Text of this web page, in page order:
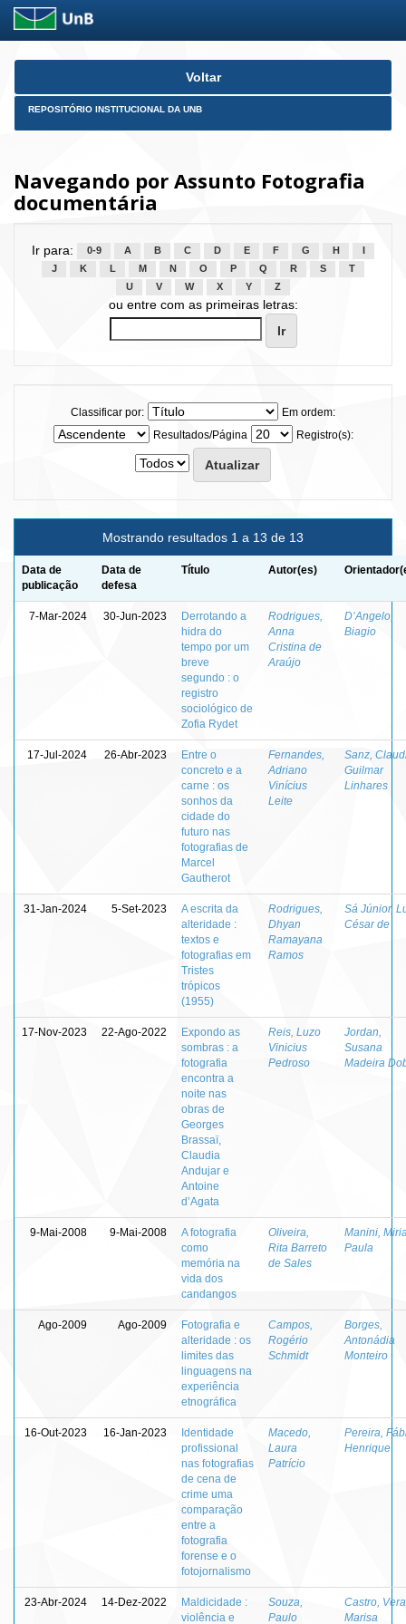
Skip
Voltar
REPOSITÓRIO INSTITUCIONAL DA UNB
Navegando por Assunto Fotografia
documentária
Ir para: 0-9 A B C D E F G H
J
K L M N O P Q R S
T
U
V W X Y Z
ou entre com as primeiras letras:
Classificar por:
Em ordem:
Resultados/Página
Registro(s):
Mostrando resultados 1 a 13 de 13
Data de
publicação
Data de
defesa
Título Autor(es)
7-Mar-2024 30-Jun-2023
Derrotando a
hidra do
tempo por um
breve
segundo : o
registro
sociológico de
Zofia Rydet
Rodrigues,
Anna
Cristina de
Araújo
D’Angelo,
Biagio
17-Jul-2024 26-Abr-2023
Entre o
concreto e a
carne : os
sonhos da
cidade do
futuro nas
fotografias de
Marcel
Gautherot
Fernandes,
Adriano
Vinícius
Leite
Sanz,
Guilmar
Linhares
31-Jan-2024 5-Set-2023
A escrita da
alteridade :
textos e
fotografias em
Tristes
trópicos
(1955)
Rodrigues,
Dhyan
Ramayana
Ramos
Sá Júnior,
César de
17-Nov-2023 22-Ago-2022
Expondo as
sombras : a
fotografia
encontra a
noite nas
obras de
Georges
Brassaï,
Claudia
Andujar e
Antoine
d’Agata
Reis, Luzo
Vinicius
Pedroso
Jordan,
Susana
Madeira
9-Mai-2008 9-Mai-2008
A fotografia
como
memória na
vida dos
candangos
Oliveira,
Rita Barreto
de Sales
Manini,
Paula
Ago-2009 Ago-2009
Fotografia e
alteridade : os
limites das
linguagens na
experiência
etnográfica
Campos,
Rogério
Schmidt
Borges,
Antonádia
Monteiro
16-Out-2023 16-Jan-2023
Identidade
profissional
nas fotografias
de cena de
crime uma
comparação
entre a
fotografia
forense e o
fotojornalismo
Macedo,
Laura
Patrício
Pereira,
Henrique
23-Abr-2024 14-Dez-2022
Maldicidade :
violência e
Souza,
Paulo
Castro, Vera
Marisa